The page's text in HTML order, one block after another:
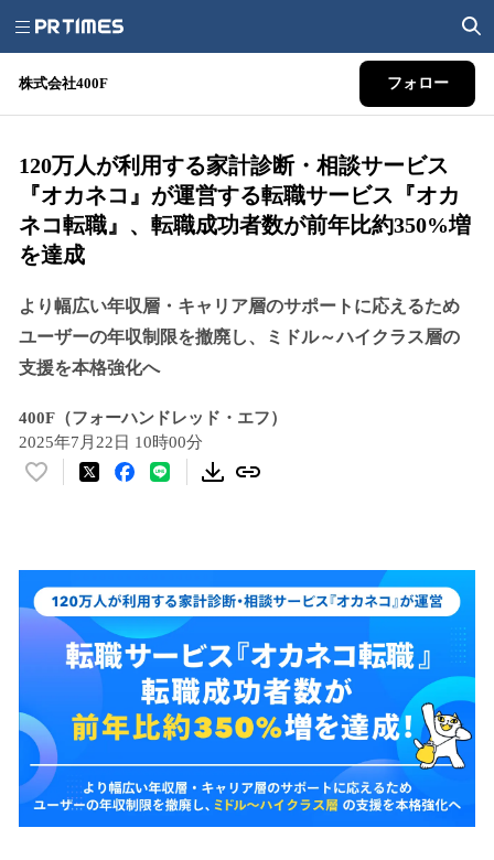
株式会社400F フォロー
120万人が利用する家計診断・相談サービス
『オカネコ』が運営する転職サービス『オカ
ネコ転職』、転職成功者数が前年比約350%増
を達成
より幅広い年収層・キャリア層のサポートに応えるため
ユーザーの年収制限を撤廃し、ミドル～ハイクラス層の
支援を本格強化へ
400F（フォーハンドレッド・エフ）
2025年7月22日 10時00分
い
数
を
読
中
で
す